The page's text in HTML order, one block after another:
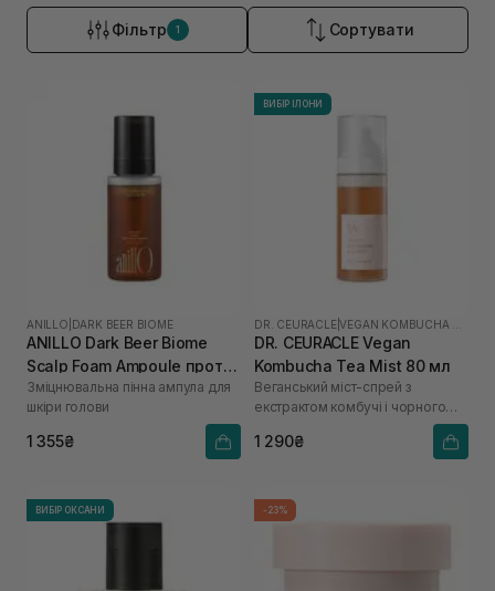
Фільтр 1 Сортувати
ANILLO DARK BEER BIOME
ANILLO Dark Beer Biome
Scalp Foam Ampoule проти
випадіння волосся 95 мл
Зміцнювальна пінна ампула для
шкіри голови
1 355₴
ВИБІР ІЛОНИ
DR. CEURACLE |
DR. CEURACLE Vegan
Kombucha Tea Mist 80 мл
Веганський міст-спрей з
екстрактом комбучі і чорного
1 290₴
ВИБІР ОКСАНИ -23%